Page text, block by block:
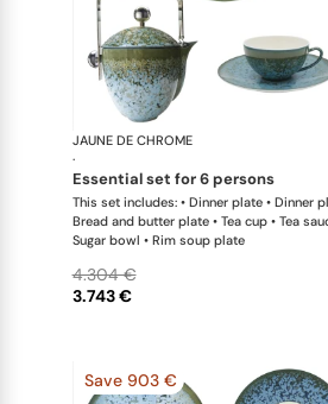
JAUNE DE CHROME
·
essential set for 6 persons
This set includes: • Dinner plate • Dinner
Bread and butter plate • Tea cup • Tea
Sugar bowl • Rim soup plate
3.743 €
4.304 €
Save 903 €